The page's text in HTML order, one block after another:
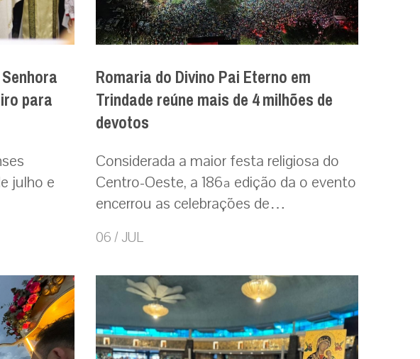
para
julho e
Romaria do Divino Pai Eterno em
Trindade reúne mais de 4 milhões de
devotos
Considerada a maior festa religiosa do
Centro-Oeste, a 186ª edição da o evento
encerrou as celebrações de…
06 / JUL